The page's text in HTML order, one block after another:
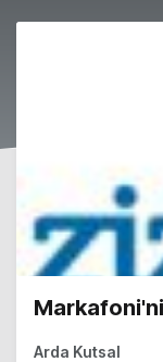
Arda Kutsal